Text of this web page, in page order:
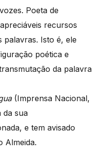
Poeta de
recursos
palavras. Isto é, ele
poética e
da palavra
(Imprensa Nacional,
da sua
e tem avisado
Almeida.